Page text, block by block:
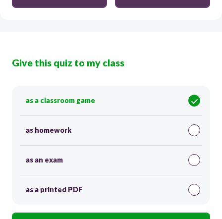
Give this quiz to my class
as a classroom game
as homework
as an exam
as a printed PDF